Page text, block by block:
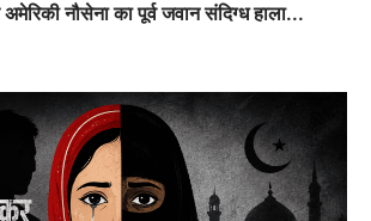
नौसेना का पूर्व जवान संदिग्ध हाला...